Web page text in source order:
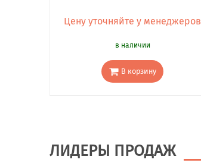
Цену уточняйте у менеджеров
в наличии
В корзину
ЛИДЕРЫ ПРОДАЖ